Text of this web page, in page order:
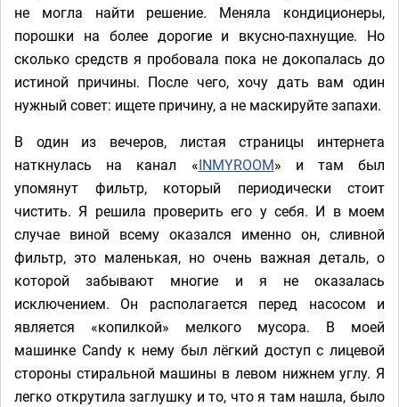
не могла найти решение. Меняла кондиционеры,
порошки на более дорогие и вкусно-пахнущие. Но
сколько средств я пробовала пока не докопалась до
истиной причины. После чего, хочу дать вам один
нужный совет: ищете причину, а не маскируйте запахи.
В один из вечеров, листая страницы интернета
наткнулась на канал «INMYROOM» и там был
упомянут фильтр, который периодически стоит
чистить. Я решила проверить его у себя. И в моем
случае виной всему оказался именно он, сливной
фильтр, это маленькая, но очень важная деталь, о
которой забывают многие и я не оказалась
исключением. Он располагается перед насосом и
является «копилкой» мелкого мусора. В моей
машинке Candy к нему был лёгкий доступ с лицевой
стороны стиральной машины в левом нижнем углу. Я
легко открутила заглушку и то, что я там нашла, было